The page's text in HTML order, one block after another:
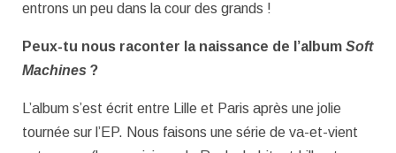
entrons un peu dans la cour des grands !
Peux-tu nous raconter la naissance de l’album Soft
Machines ?
L’album s’est écrit entre Lille et Paris après une jolie
tournée sur l’EP. Nous faisons une série de va-et-vient